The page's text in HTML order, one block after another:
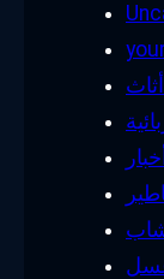
أثاث
أخبار
عسل